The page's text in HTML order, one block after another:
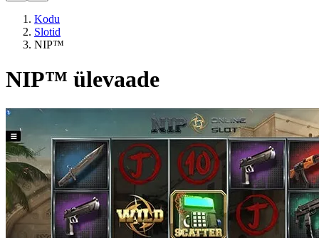
Kodu
Slotid
NIP™
NIP™ ülevaade